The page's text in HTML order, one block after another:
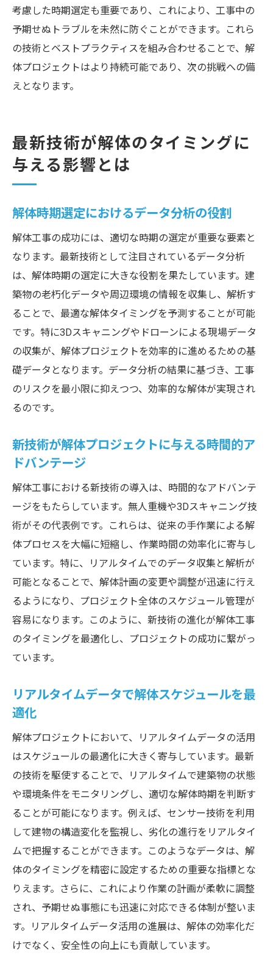
考慮した時期選定も重要であり、これにより、工事中の
予期せぬトラブルを未然に防ぐことができます。これら
の技術とベストプラクティスを組み合わせることで、解
体プロジェクトはより持続可能であり、次の挑戦への備
えとなります。
最新技術が解体のタイミングに
与える影響とは
解体時期選定におけるデータ分析の役割
解体工事の成功には、適切な時期の選定が重要な要素と
なります。最新技術として注目されているデータ分析
は、解体時期の選定に大きな役割を果たしています。建
築物の老朽化データや周辺環境の情報を収集し、解析す
ることで、最適な解体タイミングを予測することが可能
です。特に3Dスキャニングやドローンによる現場データ
の収集が、解体プロジェクトを効率的に進めるための基
礎データとなります。データ分析の結果に基づき、工事
のリスクを最小限に抑えつつ、効率的な解体が実現され
るのです。
新技術が解体プロジェクトに与える時間的ア
ドバンテージ
解体工事における新技術の導入は、時間的なアドバンテ
ージをもたらしています。無人重機や3Dスキャニング技
術がその代表例です。これらは、従来の手作業による解
体プロセスを大幅に短縮し、作業時間の効率化に寄与し
ています。特に、リアルタイムでのデータ収集と解析が
可能となることで、解体計画の変更や調整が迅速に行え
るようになり、プロジェクト全体のスケジュール管理が
容易になります。このように、新技術の進化が解体工事
のタイミングを最適化し、プロジェクトの成功に繋がっ
ています。
リアルタイムデータで解体スケジュールを最
適化
解体プロジェクトにおいて、リアルタイムデータの活用
はスケジュールの最適化に大きく寄与しています。最新
の技術を駆使することで、リアルタイムで建築物の状態
や環境条件をモニタリングし、適切な解体時期を判断す
ることが可能になります。例えば、センサー技術を利用
して建物の構造変化を監視し、劣化の進行をリアルタイ
ムで把握することができます。このようなデータは、解
体のタイミングを精密に設定するための重要な指標とな
りえます。さらに、これにより作業の計画が柔軟に調整
され、予期せぬ事態にも迅速に対応できる体制が整いま
す。リアルタイムデータ活用の進展は、解体の効率化だ
けでなく、安全性の向上にも貢献しています。